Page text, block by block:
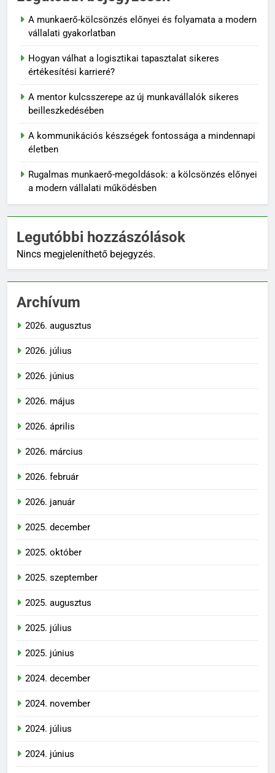
A munkaerő-kölcsönzés előnyei és folyamata a modern
vállalati gyakorlatban
Hogyan válhat a logisztikai tapasztalat sikeres
értékesítési karrieré?
A mentor kulcsszerepe az új munkavállalók sikeres
beilleszkedésében
A kommunikációs készségek fontossága a mindennapi
életben
Rugalmas munkaerő-megoldások: a kölcsönzés előnyei
a modern vállalati működésben
Legutóbbi hozzászólások
Nincs megjeleníthető bejegyzés.
Archívum
2026. augusztus
2026. július
2026. június
2026. május
2026. április
2026. március
2026. február
2026. január
2025. december
2025. október
2025. szeptember
2025. augusztus
2025. július
2025. június
2024. december
2024. november
2024. július
2024. június